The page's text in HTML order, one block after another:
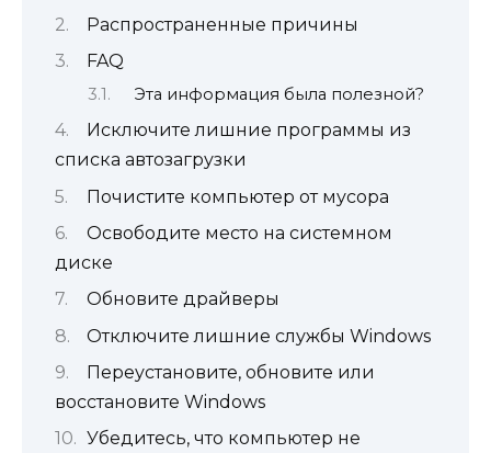
Распространенные причины
FAQ
Эта информация была полезной?
Исключите лишние программы из
списка автозагрузки
Почистите компьютер от мусора
Освободите место на системном
диске
Обновите драйверы
Отключите лишние службы Windows
Переустановите, обновите или
восстановите Windows
Убедитесь, что компьютер не